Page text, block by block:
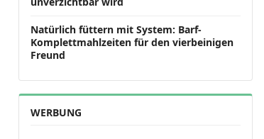
Natürlich füttern mit System: Barf-
Komplettmahlzeiten für den vierbeinigen
Freund
WERBUNG